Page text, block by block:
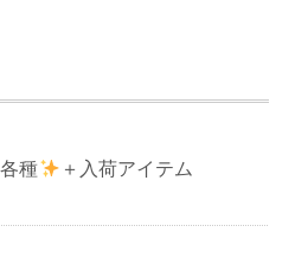
種 ＋入荷アイテム